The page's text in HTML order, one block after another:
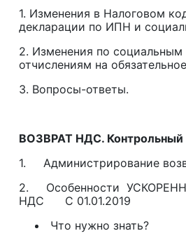
1. Изменения в Налоговом
декларации по ИПН и
2. Изменения по
отчислениям на
3. Вопросы-ответы.
ВОЗВРАТ НДС. Контрольный
1. Администрирование
2. Особенности
НДС С 01.01.2019
Что нужно знать?